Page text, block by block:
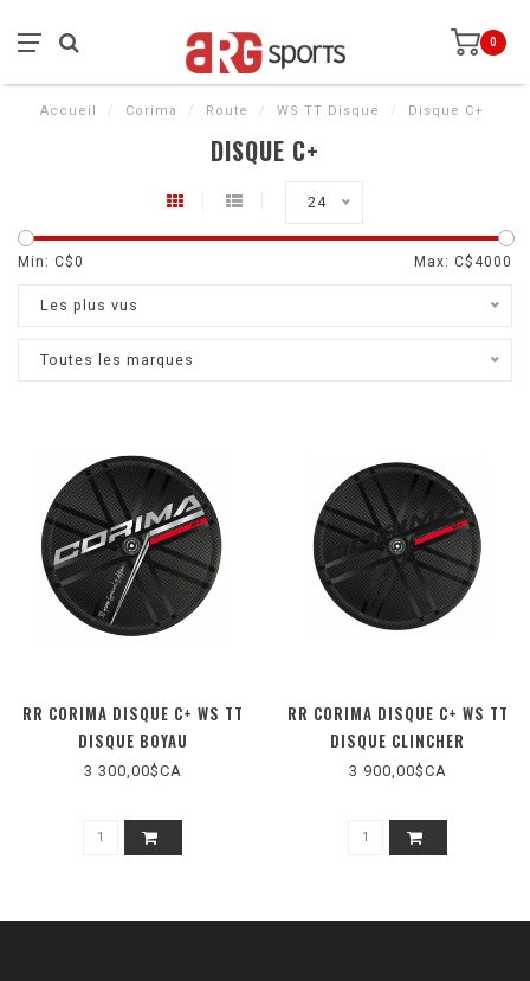
0
Accueil / Corima / Route / WS TT Disque / Disque C+
DISQUE C+
24
Min: C$0 Max: C$ 4000
Les plus vus
Toutes les marques
RR CORIMA DISQUE C+ WS TT
DISQUE BOYAU
3 300,00$CA
RR CORIMA DISQUE C+ WS TT
DISQUE CLINCHER
3 900,00$CA